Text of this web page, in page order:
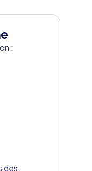
:
des